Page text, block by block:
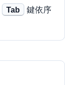
Tab
鍵依序